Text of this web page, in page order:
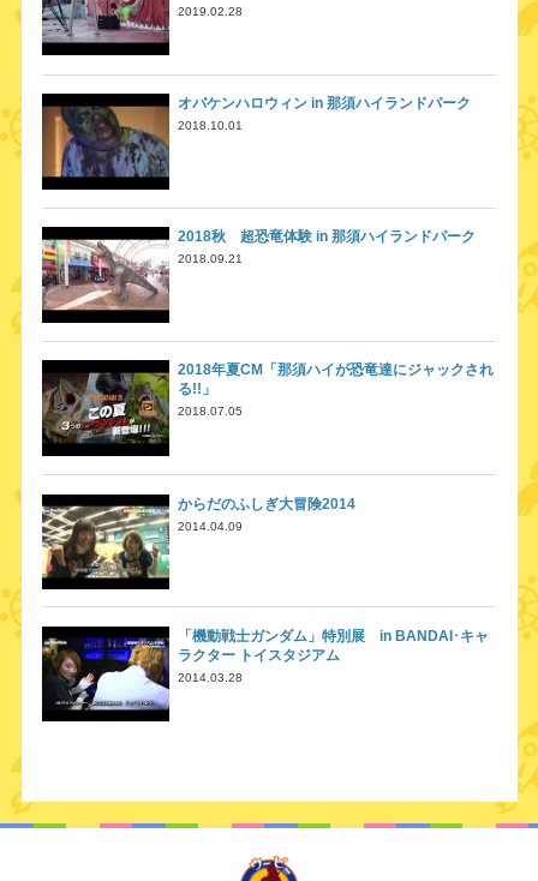
2019.02.28
オバケンハロウィン in 那須ハイランドパーク
2018.10.01
2018秋 超恐竜体験 in 那須ハイランドパーク
2018.09.21
2018年夏CM「那須ハイが恐竜達にジャックされ
る!!」
2018.07.05
からだのふしぎ大冒険2014
2014.04.09
「機動戦士ガンダム」特別展 in BANDAI･キャ
ラクター トイスタジアム
2014.03.28